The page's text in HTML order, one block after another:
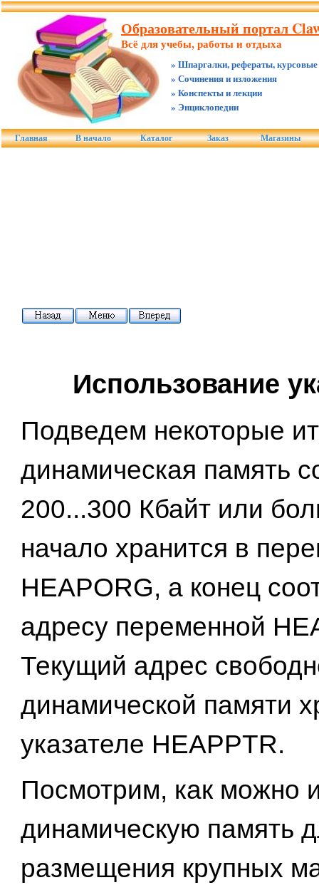
Образовательный портал
Всё для учебы, работы и отдыха
» Шпаргалки, рефераты, курсовые
» Сочинения и изложения
» Конспекты и лекции
» Энциклопедии
Главная В начало Каталог Заказ Магазины
Использование
Подведем некоторые
динамическая память
200...300 Кбайт или
начало хранится в
HEAPORG, а конец
адресу переменной
Текущий адрес
динамической памяти
указателе HEAPPTR.
Посмотрим, как можно
динамическую память
размещения крупных